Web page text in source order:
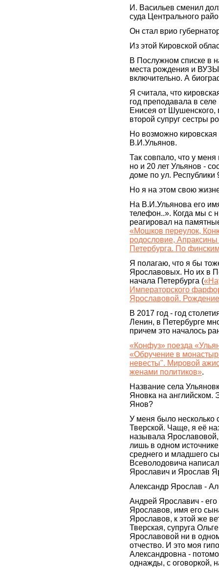
И. Васильев сменил
суда Центрального
Он стал врио
Из этой Кировской
В Послужном списке в
места рождения и
включительно. А
Я считала, что
год преподавала в
Енисея от
второй супруг сестры
Но возможно кировская
В.И.Ульянов.
Так совпало, что у
но и 20 лет Ульянов -
доме по ул. Республики
Но я на этом свою
На В.И.Ульянова его
телефон..». Когда мы с
реагировал на
«Мошков переулок,
родословие,
Петербурга. По
Я полагаю, что я бы
Ярославовых. Но их в
начала Петербурга (
Императорского
Ярославовой.
В 2017 год - год
Ленин, в Петербурге
причем это началось
«Конфуз» поезда
«Обручение в
невесты". Мировой
женами политиков».
Название села
Яновка на английском.
Янов?
У меня было несколько
Тверской. Чаще, я её
называла
лишь в одном
среднего и младшего
Всеволодовича
Ярославич и Ярослав
Александр Ярослав -
Андрей Ярославич -
Ярославов, имя его
Ярославов, к этой же
Тверская, супруга
Ярославовой ни в
отчество. И это моя
Александровна -
однажды, с оговоркой,